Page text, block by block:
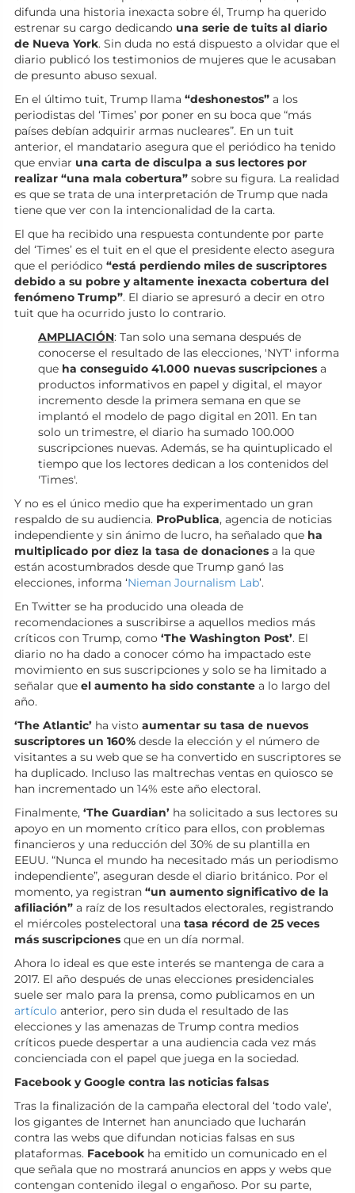
difunda una historia inexacta sobre él, Trump ha querido
estrenar su cargo dedicando una serie de tuits al diario
de Nueva York. Sin duda no está dispuesto a olvidar que el
diario publicó los testimonios de mujeres que le acusaban
de presunto abuso sexual.
En el último tuit, Trump llama “deshonestos” a los
periodistas del ‘Times’ por poner en su boca que “más
países debían adquirir armas nucleares”. En un tuit
anterior, el mandatario asegura que el periódico ha tenido
que enviar una carta de disculpa a sus lectores por
realizar “una mala cobertura” sobre su figura. La realidad
es que se trata de una interpretación de Trump que nada
tiene que ver con la intencionalidad de la carta.
El que ha recibido una respuesta contundente por parte
del ‘Times’ es el tuit en el que el presidente electo asegura
que el periódico “está perdiendo miles de suscriptores
debido a su pobre y altamente inexacta cobertura del
fenómeno Trump”. El diario se apresuró a decir en otro
tuit que ha ocurrido justo lo contrario.
AMPLIACIÓN: Tan solo una semana después de
conocerse el resultado de las elecciones, 'NYT' informa
que ha conseguido 41.000 nuevas suscripciones a
productos informativos en papel y digital, el mayor
incremento desde la primera semana en que se
implantó el modelo de pago digital en 2011. En tan
solo un trimestre, el diario ha sumado 100.000
suscripciones nuevas. Además, se ha quintuplicado el
tiempo que los lectores dedican a los contenidos del
'Times'.
Y no es el único medio que ha experimentado un gran
respaldo de su audiencia. ProPublica, agencia de noticias
independiente y sin ánimo de lucro, ha señalado que ha
multiplicado por diez la tasa de donaciones a la que
están acostumbrados desde que Trump ganó las
elecciones, informa ‘Nieman Journalism Lab’.
En Twitter se ha producido una oleada de
recomendaciones a suscribirse a aquellos medios más
críticos con Trump, como ‘The Washington Post’. El
diario no ha dado a conocer cómo ha impactado este
movimiento en sus suscripciones y solo se ha limitado a
señalar que el aumento ha sido constante a lo largo del
año.
‘The Atlantic’ ha visto aumentar su tasa de nuevos
suscriptores un 160% desde la elección y el número de
visitantes a su web que se ha convertido en suscriptores se
ha duplicado. Incluso las maltrechas ventas en quiosco se
han incrementado un 14% este año electoral.
Finalmente, ‘The Guardian’ ha solicitado a sus lectores su
apoyo en un momento crítico para ellos, con problemas
financieros y una reducción del 30% de su plantilla en
EEUU. “Nunca el mundo ha necesitado más un periodismo
independiente”, aseguran desde el diario británico. Por el
momento, ya registran “un aumento significativo de la
afiliación” a raíz de los resultados electorales, registrando
el miércoles postelectoral una tasa récord de 25 veces
más suscripciones que en un día normal.
Ahora lo ideal es que este interés se mantenga de cara a
2017. El año después de unas elecciones presidenciales
suele ser malo para la prensa, como publicamos en un
artículo anterior, pero sin duda el resultado de las
elecciones y las amenazas de Trump contra medios
críticos puede despertar a una audiencia cada vez más
concienciada con el papel que juega en la sociedad.
Facebook y Google contra las noticias falsas
Tras la finalización de la campaña electoral del ‘todo vale’,
los gigantes de Internet han anunciado que lucharán
contra las webs que difundan noticias falsas en sus
plataformas. Facebook ha emitido un comunicado en el
que señala que no mostrará anuncios en apps y webs que
contengan contenido ilegal o engañoso. Por su parte,